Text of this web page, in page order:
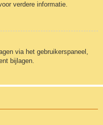
verdere informatie.
via het gebruikerspaneel,
bijlagen.